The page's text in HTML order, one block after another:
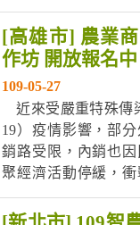
預計培訓10~12人，
設施栽培之職前或精
訓練者，將持續1年
導。 二、培訓措施 (
具有地區產業關聯之新
[高雄市] 農業
作坊 開放報名中
109-05-27
近來受嚴重特殊傳
19）疫情影響，部
銷路受限，內銷也
聚經濟活動停緩，
等相關行業。為此
農業試驗所(以下簡